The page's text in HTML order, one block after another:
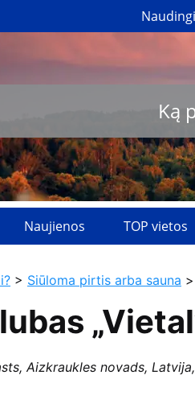
Naudingi
Ką
Naujienos TOP vietos
> Siūloma pirtis arba sauna >
Aizkraukles novads,